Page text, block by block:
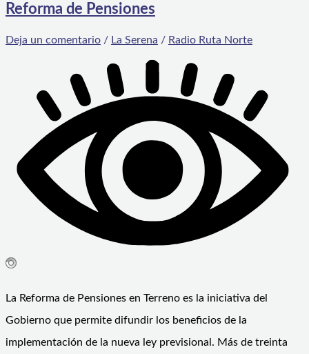
Reforma de Pensiones
Deja un comentario / La Serena / Radio Ruta Norte
La Reforma de Pensiones en Terreno es la iniciativa del
Gobierno que permite difundir los beneficios de la
implementación de la nueva ley previsional. Más de treinta